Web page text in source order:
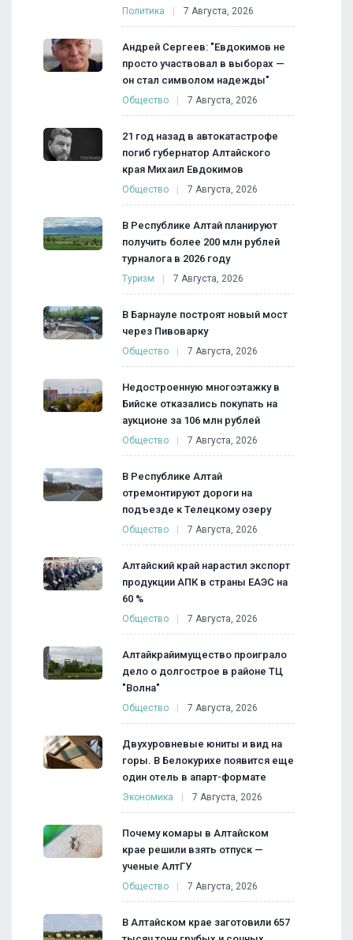
Политика 7 Августа, 2026
Андрей Сергеев: "Евдокимов не
просто участвовал в выборах —
он стал символом надежды"
Общество 7 Августа, 2026
21 год назад в автокатастрофе
погиб губернатор Алтайского
края Михаил Евдокимов
Общество 7 Августа, 2026
В Республике Алтай планируют
получить более 200 млн рублей
турналога в 2026 году
Туризм 7 Августа, 2026
В Барнауле построят новый мост
через Пивоварку
Общество 7 Августа, 2026
Недостроенную многоэтажку в
Бийске отказались покупать на
аукционе за 106 млн рублей
Общество 7 Августа, 2026
В Республике Алтай
отремонтируют дороги на
подъезде к Телецкому озеру
Общество 7 Августа, 2026
Алтайский край нарастил экспорт
продукции АПК в страны ЕАЭС на
60 %
Общество 7 Августа, 2026
Алтайкрайимущество проиграло
дело о долгострое в районе ТЦ
"Волна"
Общество 7 Августа, 2026
Двухуровневые юниты и вид на
горы. В Белокурихе появится еще
один отель в апарт-формате
Экономика 7 Августа, 2026
Почему комары в Алтайском
крае решили взять отпуск —
ученые АлтГУ
Общество 7 Августа, 2026
В Алтайском крае заготовили 657